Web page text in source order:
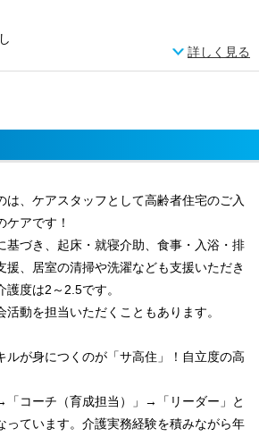
詳しく見る
は、ケアスタッフとして高齢者住宅のご入
ケアです！
基づき、起床・就寝介助、食事・入浴・排
援、居室の清掃や洗濯なども支援いただき
護度は2～2.5です。
動を担当いただくこともあります。
ルが身につくのが「サ高住」！自立度の高
コーチ（育成担当）」→「リーダー」と
っています。介護実務経験を積みながら年